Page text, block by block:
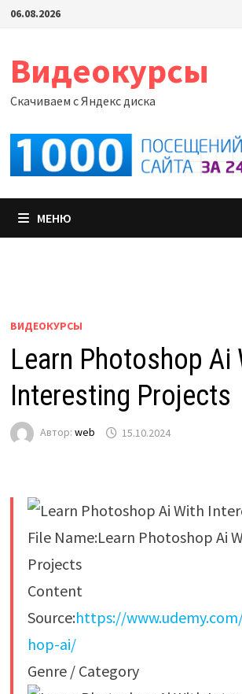
Перейти
06.08.2026
Видеокурсы
Скачиваем с Яндекс диска
МЕНЮ
ВИДЕОКУРСЫ
Learn Photoshop Ai
Interesting Projects
Автор: web 15.10.2024
File Name:Learn Photoshop Ai
Projects
Content
Source:https://
hop-ai/
Genre / Category